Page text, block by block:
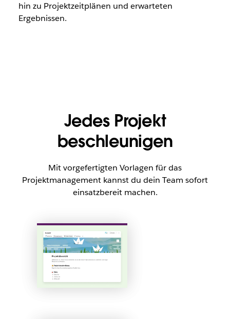
hin zu Projektzeitplänen und erwarteten
Ergebnissen.
Jedes Projekt
beschleunigen
Mit vorgefertigten Vorlagen für das
Projektmanagement kannst du dein Team sofort
einsatzbereit machen.